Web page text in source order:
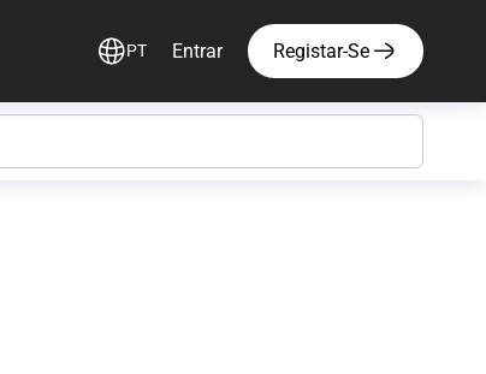
PT Entrar Registar-Se